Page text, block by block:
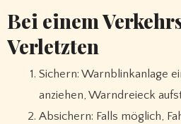
Bei einem
Verletzten
Sichern: Warnblinkanlage
anziehen, Warndreieck
Absichern: Falls möglich,